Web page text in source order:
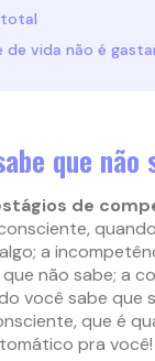
de vida não é
que não
de
a
não sabe; a
você sabe que
que é
pra você!